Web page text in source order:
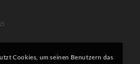
Cookies, um seinen Benutzern das